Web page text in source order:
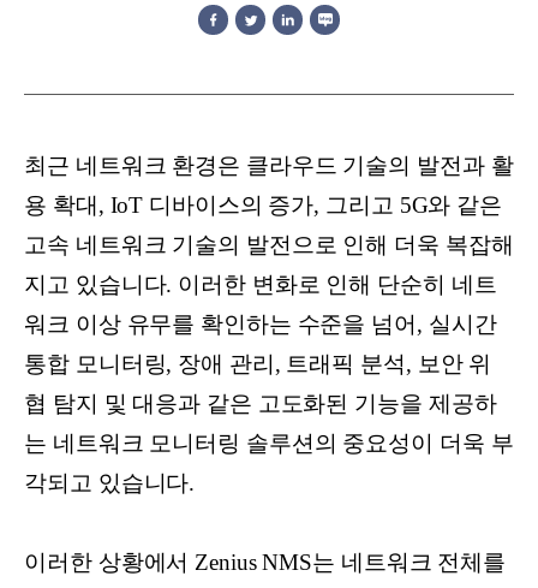
최근 네트워크 환경은 클라우드 기술의 발전과 활
용 확대, IoT 디바이스의 증가, 그리고 5G와 같은
고속 네트워크 기술의 발전으로 인해 더욱 복잡해
지고 있습니다. 이러한 변화로 인해 단순히 네트
워크 이상 유무를 확인하는 수준을 넘어, 실시간
통합 모니터링, 장애 관리, 트래픽 분석, 보안 위
협 탐지 및 대응과 같은 고도화된 기능을 제공하
는 네트워크 모니터링 솔루션의 중요성이 더욱 부
각되고 있습니다.
이러한 상황에서 Zenius NMS는 네트워크 전체를